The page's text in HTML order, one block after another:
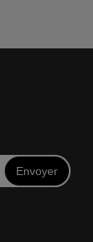
Envoyer